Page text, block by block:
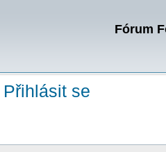
Fórum
Přihlásit se